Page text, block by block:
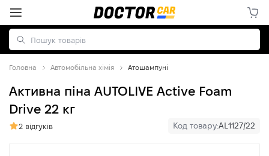
Головна Автомобільна хімія Атошампуні
Активна піна AUTOLIVE Active Foam
Drive 22 кг
2 відгуків Код товару:AL1127/22